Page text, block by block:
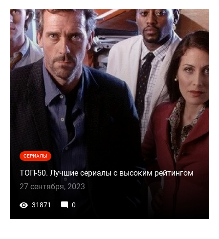
СЕРИАЛЫ
ТОП-50. Лучшие сериалы с высоким рейтингом
27 сентября, 2023
31871 0